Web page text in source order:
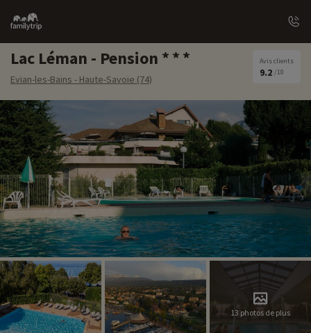
Family
trip
Lac Léman - Pension
Evian-les-Bains - Haute-Savoie (74)
Avis clients
9.2 /10
13 photos de plus